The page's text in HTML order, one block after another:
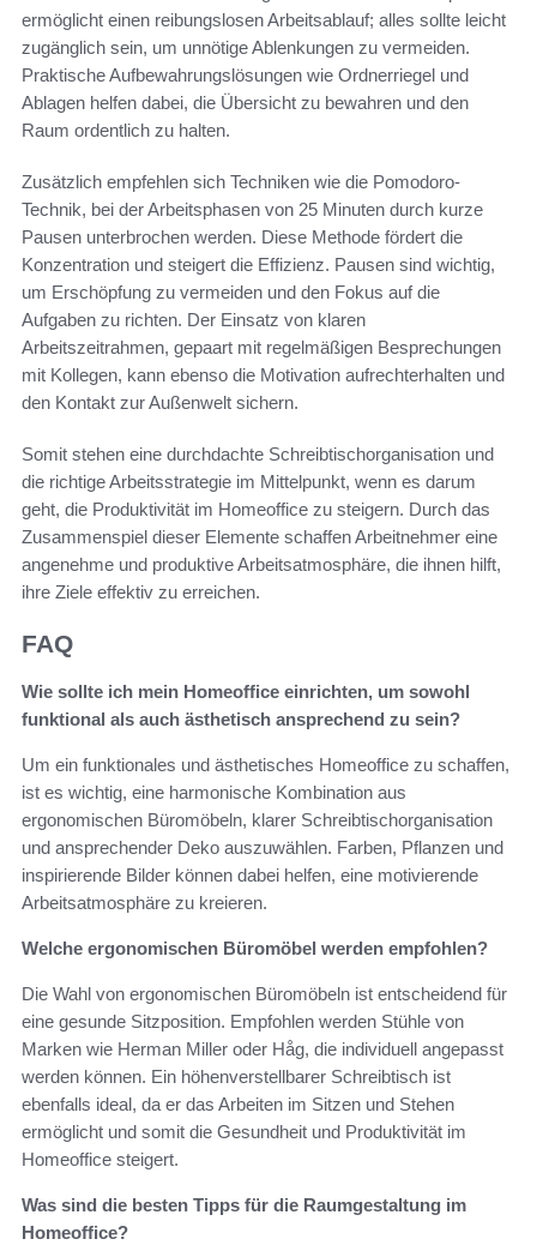
ermöglicht einen reibungslosen Arbeitsablauf; alles sollte leicht
zugänglich sein, um unnötige Ablenkungen zu vermeiden.
Praktische Aufbewahrungslösungen wie Ordnerriegel und
Ablagen helfen dabei, die Übersicht zu bewahren und den
Raum ordentlich zu halten.
Zusätzlich empfehlen sich Techniken wie die Pomodoro-
Technik, bei der Arbeitsphasen von 25 Minuten durch kurze
Pausen unterbrochen werden. Diese Methode fördert die
Konzentration und steigert die Effizienz. Pausen sind wichtig,
um Erschöpfung zu vermeiden und den Fokus auf die
Aufgaben zu richten. Der Einsatz von klaren
Arbeitszeitrahmen, gepaart mit regelmäßigen Besprechungen
mit Kollegen, kann ebenso die Motivation aufrechterhalten und
den Kontakt zur Außenwelt sichern.
Somit stehen eine durchdachte Schreibtischorganisation und
die richtige Arbeitsstrategie im Mittelpunkt, wenn es darum
geht, die Produktivität im Homeoffice zu steigern. Durch das
Zusammenspiel dieser Elemente schaffen Arbeitnehmer eine
angenehme und produktive Arbeitsatmosphäre, die ihnen hilft,
ihre Ziele effektiv zu erreichen.
FAQ
Wie sollte ich mein Homeoffice einrichten, um sowohl
funktional als auch ästhetisch ansprechend zu sein?
Um ein funktionales und ästhetisches Homeoffice zu schaffen,
ist es wichtig, eine harmonische Kombination aus
ergonomischen Büromöbeln, klarer Schreibtischorganisation
und ansprechender Deko auszuwählen. Farben, Pflanzen und
inspirierende Bilder können dabei helfen, eine motivierende
Arbeitsatmosphäre zu kreieren.
Welche ergonomischen Büromöbel werden empfohlen?
Die Wahl von ergonomischen Büromöbeln ist entscheidend für
eine gesunde Sitzposition. Empfohlen werden Stühle von
Marken wie Herman Miller oder Håg, die individuell angepasst
werden können. Ein höhenverstellbarer Schreibtisch ist
ebenfalls ideal, da er das Arbeiten im Sitzen und Stehen
ermöglicht und somit die Gesundheit und Produktivität im
Homeoffice steigert.
Was sind die besten Tipps für die Raumgestaltung im
Homeoffice?